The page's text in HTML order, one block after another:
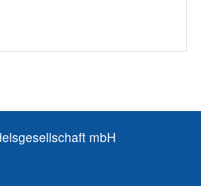
mbH